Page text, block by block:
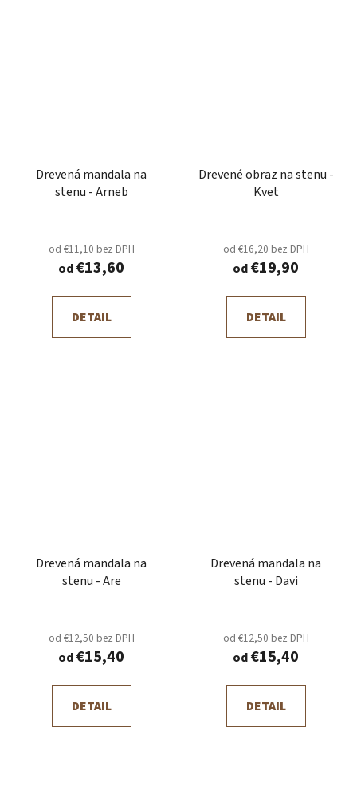
Drevená mandala na
stenu - Arneb
od €11,10 bez DPH
od€13,60
DETAIL
Drevené obraz na stenu -
Kvet
od €16,20 bez DPH
od€19,90
DETAIL
Drevená mandala na
stenu - Are
od €12,50 bez DPH
od€15,40
DETAIL
Drevená mandala na
stenu - Davi
od €12,50 bez DPH
od€15,40
DETAIL